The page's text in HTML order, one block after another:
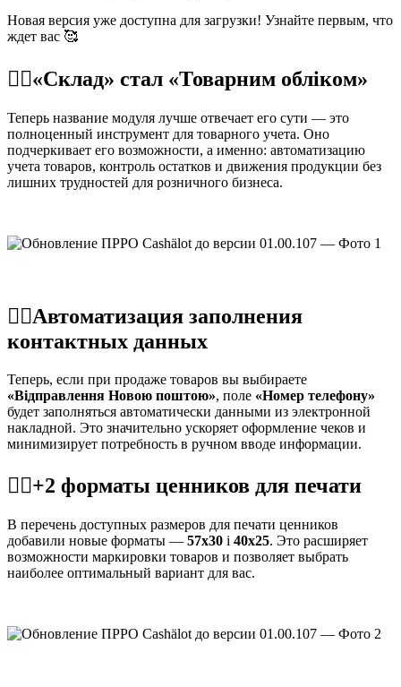
Новая версия уже доступна для загрузки! Узнайте первым, что
ждет вас 🥰
☝🏻«Склад» стал «Товарним обліком»
Теперь название модуля лучше отвечает его сути — это
полноценный инструмент для товарного учета. Оно
подчеркивает его возможности, а именно: автоматизацию
учета товаров, контроль остатков и движения продукции без
лишних трудностей для розничного бизнеса.
☝🏻Автоматизация заполнения
контактных данных
Теперь, если при продаже товаров вы выбираете
«Відправлення Новою поштою», поле «Номер телефону»
будет заполняться автоматически данными из электронной
накладной. Это значительно ускоряет оформление чеков и
минимизирует потребность в ручном вводе информации.
☝🏻+2 форматы ценников для печати
В перечень доступных размеров для печати ценников
добавили новые форматы — 57х30 і 40х25. Это расширяет
возможности маркировки товаров и позволяет выбрать
наиболее оптимальный вариант для вас.